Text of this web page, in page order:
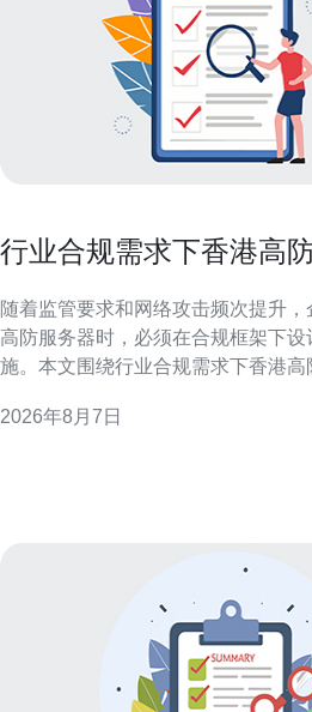
行业合规需求下香港高
随着监管要求和网络攻击频次提升，
高防服务器时，必须在合规框架下设
施。本文围绕行业合规需求下香港高
流程给出实用方向，帮助机构在满足
2026年8月7日